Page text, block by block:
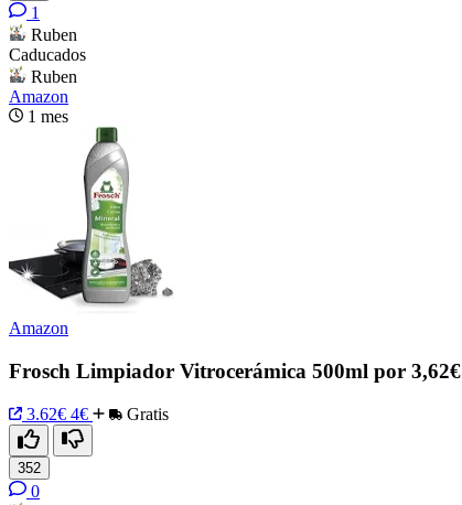
1
Ruben
Caducados
Ruben
Amazon
1 mes
Amazon
Frosch Limpiador Vitrocerámica 500ml por 3,62€
3.62€ 4€ Gratis
352
0